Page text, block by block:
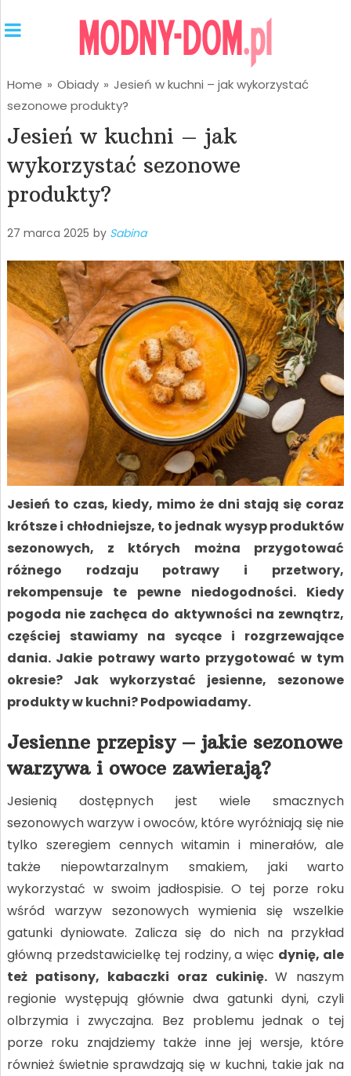
Home » Obiady » Jesień w kuchni – jak wykorzystać
sezonowe produkty?
Jesień w kuchni – jak
wykorzystać sezonowe
produkty?
27 marca 2025 by Sabina
Jesień to czas, kiedy, mimo że dni stają się coraz
krótsze i chłodniejsze, to jednak wysyp produktów
sezonowych, z których można przygotować
różnego rodzaju potrawy i przetwory,
rekompensuje te pewne niedogodności. Kiedy
pogoda nie zachęca do aktywności na zewnątrz,
częściej stawiamy na sycące i rozgrzewające
dania. Jakie potrawy warto przygotować w tym
okresie? Jak wykorzystać jesienne, sezonowe
produkty w kuchni? Podpowiadamy.
Jesienne przepisy – jakie sezonowe
warzywa i owoce zawierają?
Jesienią dostępnych jest wiele smacznych
sezonowych warzyw i owoców, które wyróżniają się nie
tylko szeregiem cennych witamin i minerałów, ale
także niepowtarzalnym smakiem, jaki warto
wykorzystać w swoim jadłospisie. O tej porze roku
wśród warzyw sezonowych wymienia się wszelkie
gatunki dyniowate. Zalicza się do nich na przykład
główną przedstawicielkę tej rodziny, a więc dynię, ale
też patisony, kabaczki oraz cukinię.W naszym
regionie występują głównie dwa gatunki dyni, czyli
olbrzymia i zwyczajna. Bez problemu jednak o tej
porze roku znajdziemy także inne jej wersje, które
również świetnie sprawdzają się w kuchni, takie jak na